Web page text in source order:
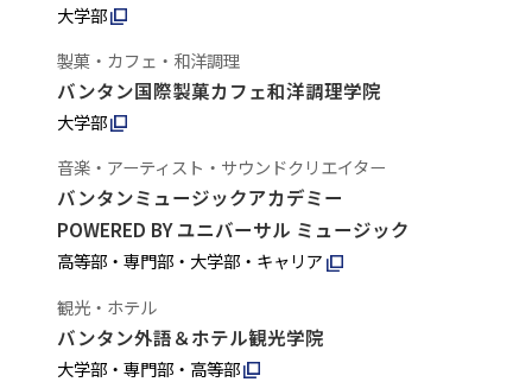
大学部
製菓・カフェ・和洋調理
バンタン国際製菓カフェ和洋調理学院
大学部
音楽・アーティスト・サウンドクリエイター
バンタンミュージックアカデミー
POWERED BY ユニバーサル ミュージック
高等部・専門部・大学部・キャリア
観光・ホテル
バンタン外語＆ホテル観光学院
大学部・専門部・高等部